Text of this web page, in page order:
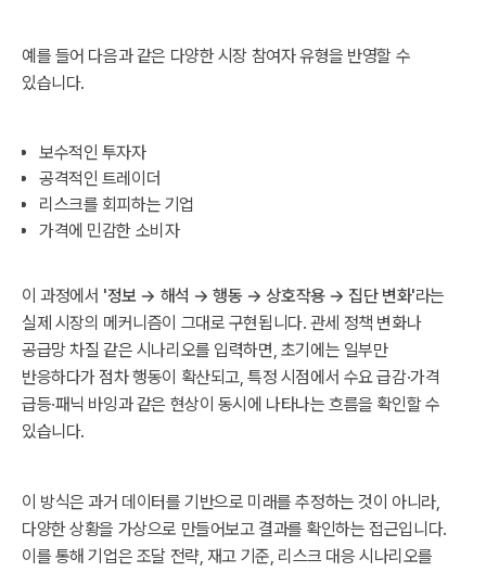
예를 들어 다음과 같은 다양한 시장 참여자 유형을 반영할 수
있습니다.
보수적인 투자자
공격적인 트레이더
리스크를 회피하는 기업
가격에 민감한 소비자
이 과정에서 '정보 → 해석 → 행동 → 상호작용 → 집단 변화'라는
실제 시장의 메커니즘이 그대로 구현됩니다. 관세 정책 변화나
공급망 차질 같은 시나리오를 입력하면, 초기에는 일부만
반응하다가 점차 행동이 확산되고, 특정 시점에서 수요 급감·가격
급등·패닉 바잉과 같은 현상이 동시에 나타나는 흐름을 확인할 수
있습니다.
이 방식은 과거 데이터를 기반으로 미래를 추정하는 것이 아니라,
다양한 상황을 가상으로 만들어보고 결과를 확인하는 접근입니다.
이를 통해 기업은 조달 전략, 재고 기준, 리스크 대응 시나리오를